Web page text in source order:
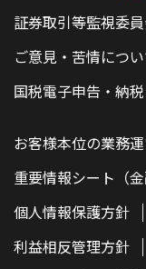
証券取引等監視委
ご意見・苦情につ
国税電子申告・納
お客様本位の業務
重要情報シート（金
個人情報保護方針
利益相反管理方針